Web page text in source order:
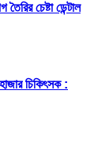
চেষ্টা ডেন্টাল
চিকিৎসক :